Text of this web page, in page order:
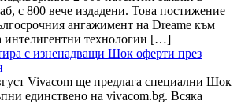
с 800 вече издадени. Това постижение
ангажимент на Dreame към
интелигентни технологии […]
с изненадващи Шок оферти през
Vivacom ще предлага специални Шок
единствено на vivacom.bg. Всяка